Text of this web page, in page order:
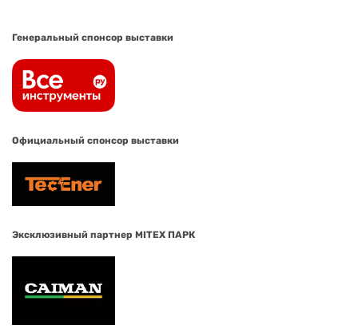
Генеральный спонсор выставки
Официальный спонсор выставки
Эксклюзивный партнер MITEX ПАРК